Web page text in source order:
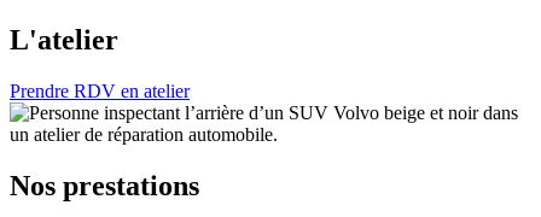
L'atelier
Prendre RDV en atelier
Nos prestations